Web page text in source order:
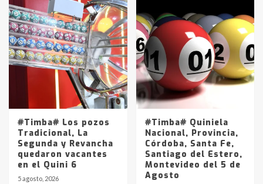
#Timba# Los pozos
Tradicional, La
Segunda y Revancha
quedaron vacantes
en el Quini 6
5 agosto, 2026
#Timba# Quiniela
Nacional, Provincia,
Córdoba, Santa Fe,
Santiago del Estero,
Montevideo del 5 de
Agosto